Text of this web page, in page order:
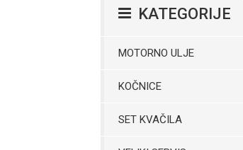
KATEGORIJE
MOTORNO ULJE
KOČNICE
SET KVAČILA